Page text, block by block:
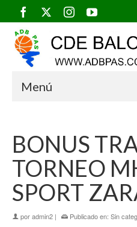
Menú
BONUS
TORNEO
SPORT
poradmin2 | Publicado en: Sin